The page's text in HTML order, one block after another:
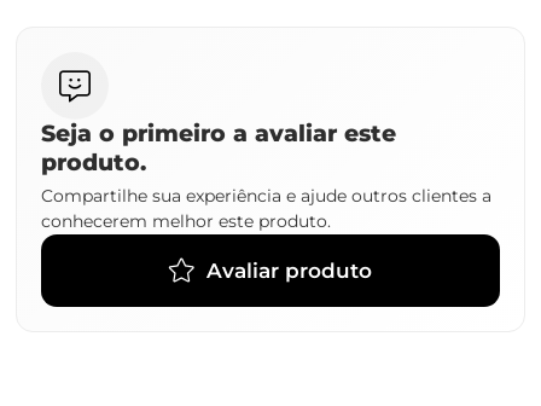
Seja o primeiro a avaliar este
produto.
Compartilhe sua experiência e ajude outros clientes a
conhecerem melhor este produto.
Avaliar produto